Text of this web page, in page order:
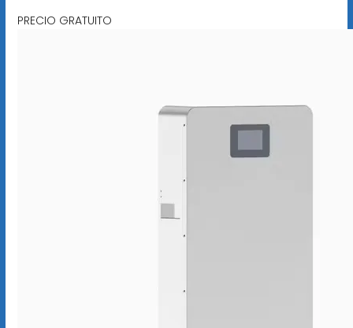
PRECIO GRATUITO